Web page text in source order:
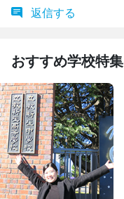
返信する
おすすめ学校特集